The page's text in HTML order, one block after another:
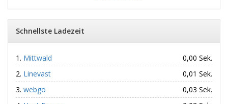
Schnellste Ladezeit
Mittwald
0,00 Sek.
Linevast
0,01 Sek.
webgo
0,03 Sek.